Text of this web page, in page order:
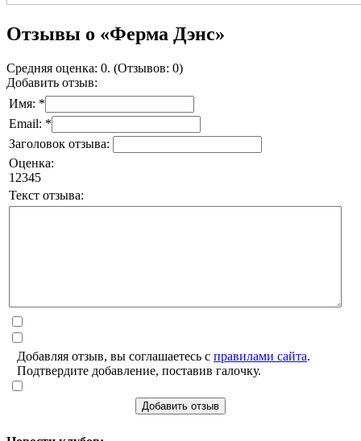
Отзывы о «Ферма Дэнс»
Средняя оценка: 0. (Отзывов: 0)
Добавить отзыв:
Имя: *
Email: *
Заголовок отзыва:
Оценка:
1 2345
Текст отзыва:
Добавляя отзыв, вы соглашаетесь с правилами сайта.
Подтвердите добавление, поставив галочку.
Добавить отзыв